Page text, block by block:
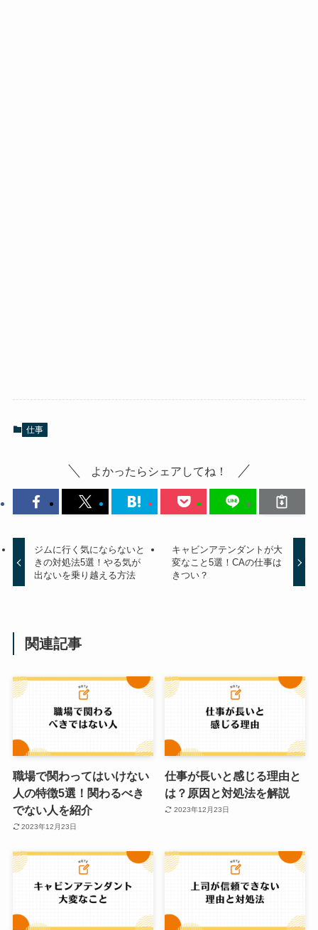
仕事
よかったらシェアしてね！
ジムに行く気にならないと
きの対処法5選！やる気が
出ないを乗り越える方法
キャビンアテンダントが大
変なこと5選！CAの仕事は
きつい？
関連記事
職場で関わってはいけない
人の特徴5選！関わるべき
でない人を紹介
2023年12月23日
仕事が長いと感じる理由と
は？原因と対処法を解説
2023年12月23日